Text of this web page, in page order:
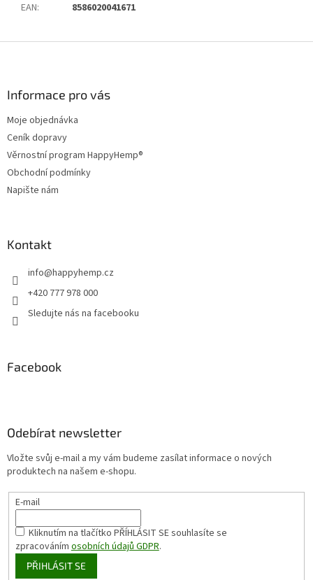
EAN: 8586020041671
Informace pro vás
Moje objednávka
Ceník dopravy
Věrnostní program HappyHemp®
Obchodní podmínky
Napište nám
Kontakt
info@happyhemp.cz
+420 777 978 000
Sledujte nás na facebooku
Facebook
Odebírat newsletter
Vložte svůj e-mail a my vám budeme zasílat informace o nových
produktech na našem e-shopu.
E-mail
Kliknutím na tlačítko PŘÍHLÁSIT SEsouhlasíte se
zpracovánímosobních údajů GDPR.
PŘIHLÁSIT SE